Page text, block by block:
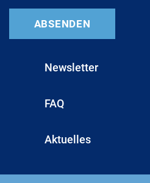
Newsletter
FAQ
Aktuelles